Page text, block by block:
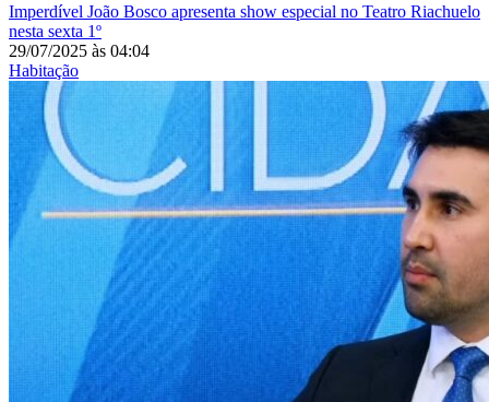
Imperdível João Bosco apresenta show especial no Teatro Riachuelo
nesta sexta 1º
29/07/2025 às 04:04
Habitação